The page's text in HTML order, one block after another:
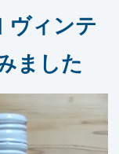
ヴィンテ
ました